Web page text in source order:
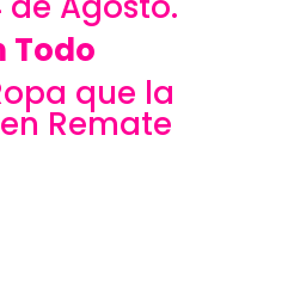
Todo
que la
Remate